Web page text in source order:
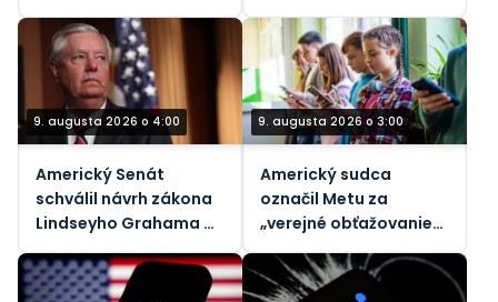
9. augusta 2026 o 4:00
Americký Senát
schválil návrh zákona
Lindseyho Grahama o
9. augusta 2026 o 3:00
Americký sudca
označil Metu za
„verejné obťažovanie“
ovzdušia